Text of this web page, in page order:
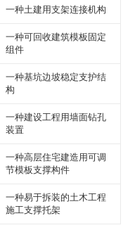
一种土建用支架连接机构
一种可回收建筑模板固定
组件
一种基坑边坡稳定支护结
构
一种建设工程用墙面钻孔
装置
一种高层住宅建造用可调
节模板支撑构件
一种易于拆装的土木工程
施工支撑托架